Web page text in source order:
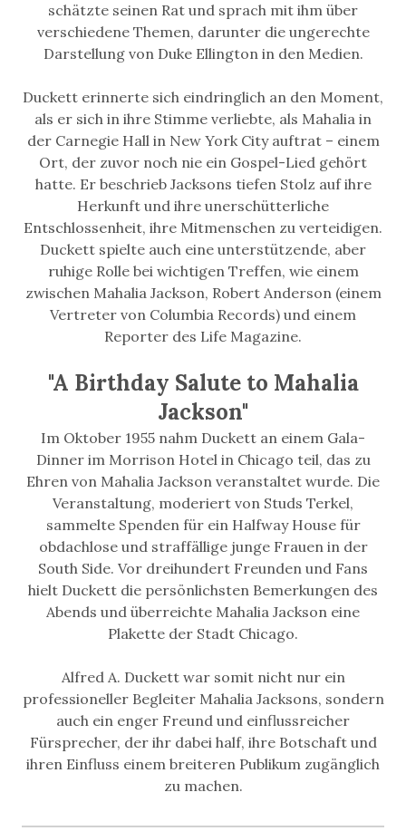
schätzte seinen Rat und sprach mit ihm über
verschiedene Themen, darunter die ungerechte
Darstellung von Duke Ellington in den Medien.
Duckett erinnerte sich eindringlich an den Moment,
als er sich in ihre Stimme verliebte, als Mahalia in
der Carnegie Hall in New York City auftrat – einem
Ort, der zuvor noch nie ein Gospel-Lied gehört
hatte. Er beschrieb Jacksons tiefen Stolz auf ihre
Herkunft und ihre unerschütterliche
Entschlossenheit, ihre Mitmenschen zu verteidigen.
Duckett spielte auch eine unterstützende, aber
ruhige Rolle bei wichtigen Treffen, wie einem
zwischen Mahalia Jackson, Robert Anderson (einem
Vertreter von Columbia Records) und einem
Reporter des Life Magazine.
"A Birthday Salute to Mahalia
Jackson"
Im Oktober 1955 nahm Duckett an einem Gala-
Dinner im Morrison Hotel in Chicago teil, das zu
Ehren von Mahalia Jackson veranstaltet wurde. Die
Veranstaltung, moderiert von Studs Terkel,
sammelte Spenden für ein Halfway House für
obdachlose und straffällige junge Frauen in der
South Side. Vor dreihundert Freunden und Fans
hielt Duckett die persönlichsten Bemerkungen des
Abends und überreichte Mahalia Jackson eine
Plakette der Stadt Chicago.
Alfred A. Duckett war somit nicht nur ein
professioneller Begleiter Mahalia Jacksons, sondern
auch ein enger Freund und einflussreicher
Fürsprecher, der ihr dabei half, ihre Botschaft und
ihren Einfluss einem breiteren Publikum zugänglich
zu machen.